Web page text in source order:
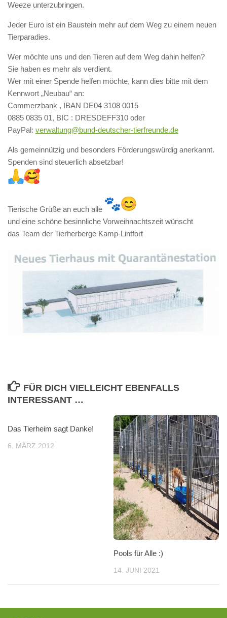
Weeze unterzubringen.
Jeder Euro ist ein Baustein mehr auf dem Weg zu einem neuen
Tierparadies.
Wer möchte uns und den Tieren auf dem Weg dahin helfen?
Sie haben es mehr als verdient.
Wer mit einer Spende helfen möchte, kann dies bitte mit dem
Kennwort „Neubau“ an:
Commerzbank , IBAN DE04 3108 0015
0885 0835 01, BIC : DRESDEFF310 oder
PayPal: verwaltung@bund-deutscher-tierfreunde.de
Als gemeinnützig und besonders Förderungswürdig anerkannt.
Spenden sind steuerlich absetzbar!
Tierische Grüße an euch alle
und eine schöne besinnliche Vorweihnachtszeit wünscht
das Team der Tierherberge Kamp-Lintfort
FÜR DICH VIELLEICHT EBENFALLS
INTERESSANT …
Das Tierheim sagt Danke!
6. MÄRZ 2012
Pools für Alle :)
14. JUNI 2021